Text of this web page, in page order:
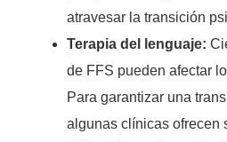
atravesar la transición
Terapia del lenguaje:
de FFS pueden afectar
Para garantizar una
algunas clínicas ofrecen